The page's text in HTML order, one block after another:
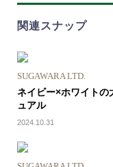
関連スナップ
SUGAWARA LTD.
ネイビー×ホワイトの
ュアル
2024.10.31